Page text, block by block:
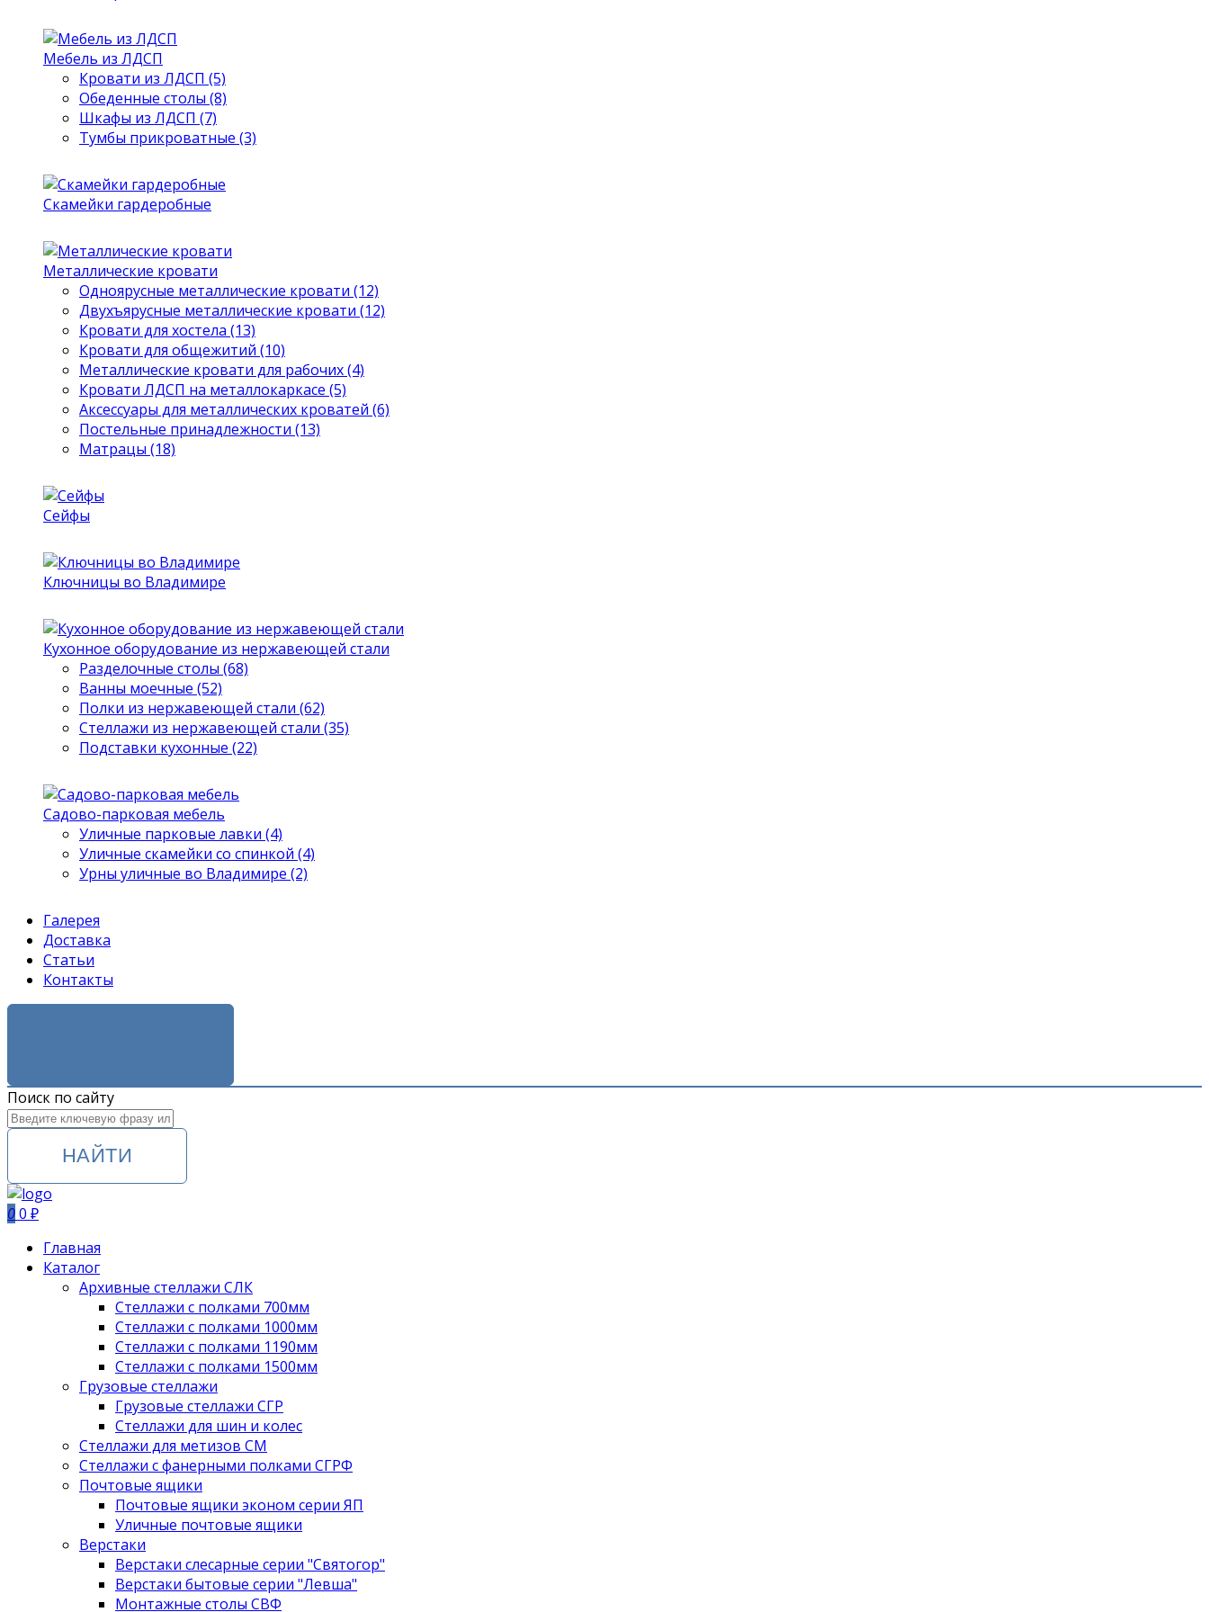
Мебель из ЛДСП
Кровати из ЛДСП (5)
Обеденные столы (8)
Шкафы из ЛДСП (7)
Тумбы прикроватные (3)
Скамейки гардеробные
Металлические кровати
Одноярусные металлические кровати (12)
Двухъярусные металлические кровати (12)
Кровати для хостела (13)
Кровати для общежитий (10)
Металлические кровати для рабочих (4)
Кровати ЛДСП на металлокаркасе (5)
Аксессуары для металлических кроватей (6)
Постельные принадлежности (13)
Матрацы (18)
Сейфы
Ключницы во Владимире
Кухонное оборудование из нержавеющей стали
Разделочные столы (68)
Ванны моечные (52)
Полки из нержавеющей стали (62)
Стеллажи из нержавеющей стали (35)
Подставки кухонные (22)
Садово-парковая мебель
Уличные парковые лавки (4)
Уличные скамейки со спинкой (4)
Урны уличные во Владимире (2)
Галерея
Доставка
Статьи
Контакты
Поиск по сайту
НАЙТИ
00 ₽
Главная
Каталог
Архивные стеллажи СЛК
Стеллажи с полками 700мм
Стеллажи с полками 1000мм
Стеллажи с полками 1190мм
Стеллажи с полками 1500мм
Грузовые стеллажи
Грузовые стеллажи СГР
Стеллажи для шин и колес
Стеллажи для метизов СМ
Стеллажи с фанерными полками СГРФ
Почтовые ящики
Почтовые ящики эконом серии ЯП
Уличные почтовые ящики
Верстаки
Верстаки слесарные серии "Святогор"
Верстаки бытовые серии "Левша"
Монтажные столы СВФ